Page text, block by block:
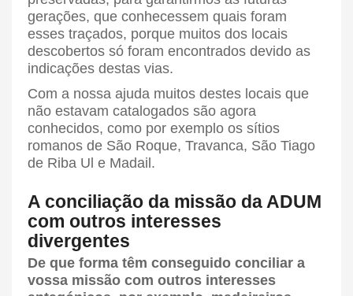
gerações, que conhecessem quais foram
esses traçados, porque muitos dos locais
descobertos só foram encontrados devido as
indicações destas vias.
Com a nossa ajuda muitos destes locais que
não estavam catalogados são agora
conhecidos, como por exemplo os sítios
romanos de São Roque, Travanca, São Tiago
de Riba Ul e Madail.
A conciliação da missão da ADUM
com outros interesses
divergentes
De que forma têm conseguido conciliar a
vossa missão com outros interesses